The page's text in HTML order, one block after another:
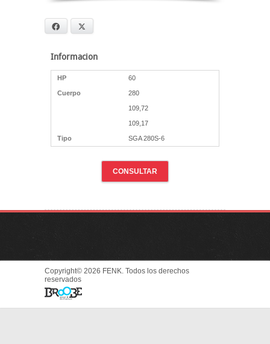
Facebook
Informacion
HP 60
Cuerpo 280
109,72
109,17
Tipo SGA 280S-6
CONSULTAR
Copyright© 2026 FENK. Todos los derechos
reservados